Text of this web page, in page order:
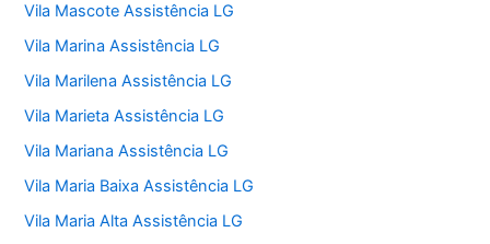
Vila Mascote Assistência LG
Vila Marina Assistência LG
Vila Marilena Assistência LG
Vila Marieta Assistência LG
Vila Mariana Assistência LG
Vila Maria Baixa Assistência LG
Vila Maria Alta Assistência LG